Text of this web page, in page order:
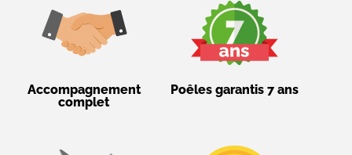
Accompagnement
complet
Poêles garantis 7 ans